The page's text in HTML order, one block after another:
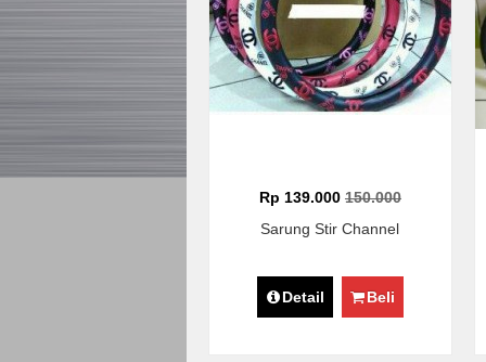
Rp 139.000 150.000
Sarung Stir Channel
Detail Beli